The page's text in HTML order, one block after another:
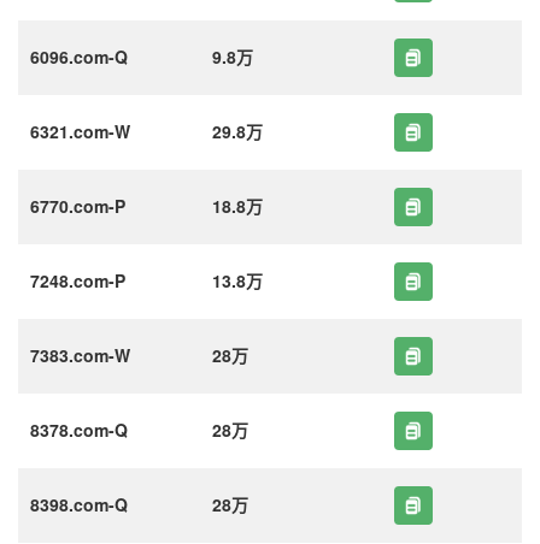
6096.com-Q 9.8万
6321.com-W 29.8万
6770.com-P 18.8万
7248.com-P 13.8万
7383.com-W 28万
8378.com-Q 28万
8398.com-Q 28万